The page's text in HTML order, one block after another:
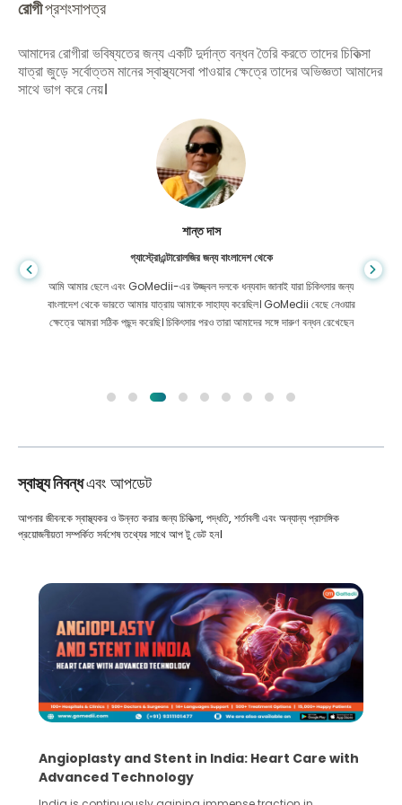
রোগীপ্রশংসাপত্র
আমাদের রোগীরা ভবিষ্যতের জন্য একটি দুর্দান্ত বন্ধন তৈরি করতে তাদের চিকিত্সা
যাত্রা জুড়ে সর্বোত্তম মানের স্বাস্থ্যসেবা পাওয়ার ক্ষেত্রে তাদের অভিজ্ঞতা আমাদের
সাথে ভাগ করে নেয়।
শান্ত দাস
গ্যাস্ট্রোএন্টারোলজির জন্য বাংলাদেশ থেকে
আমি আমার ছেলে এবং GoMedii-এর উজ্জ্বল দলকে ধন্যবাদ জানাই যারা চিকিৎসার জন্য
বাংলাদেশ থেকে ভারতে আমার যাত্রায় আমাকে সাহায্য করেছিল। GoMedii বেছে নেওয়ার
ক্ষেত্রে আমরা সঠিক পছন্দ করেছি। চিকিৎসার পরও তারা আমাদের সঙ্গে দারুণ বন্ধন রেখেছেন
স্বাস্থ্য নিবন্ধএবং আপডেট
আপনার জীবনকে স্বাস্থ্যকর ও উন্নত করার জন্য চিকিত্সা, পদ্ধতি, শর্তাবলী এবং অন্যান্য প্রাসঙ্গিক
প্রয়োজনীয়তা সম্পর্কিত সর্বশেষ তথ্যের সাথে আপ টু ডেট হন।
Angioplasty and Stent in India: Heart Care with
Advanced Technology